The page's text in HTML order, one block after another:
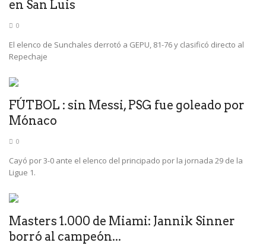
en San Luis
0
El elenco de Sunchales derrotó a GEPU, 81-76 y clasificó directo al
Repechaje
FÚTBOL : sin Messi, PSG fue goleado por
Mónaco
0
Cayó por 3-0 ante el elenco del principado por la jornada 29 de la
Ligue 1.
Masters 1.000 de Miami: Jannik Sinner
borró al campeón...